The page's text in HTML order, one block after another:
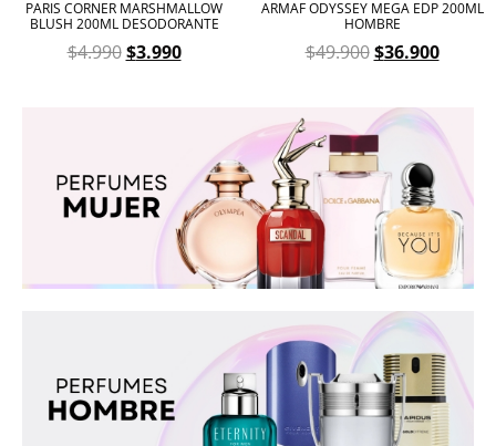
PARIS CORNER MARSHMALLOW
BLUSH 200ML DESODORANTE
$4.990 $3.990
ARMAF ODYSSEY MEGA EDP 200ML
HOMBRE
$49.900 $36.900